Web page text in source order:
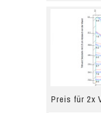
Preis für 2x